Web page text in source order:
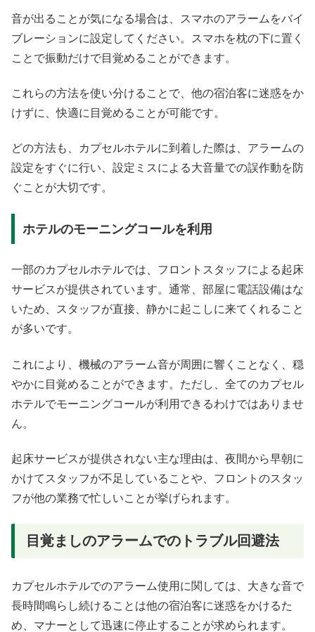
音が出ることが気になる場合は、スマホのアラームをバイ
ブレーションに設定してください。スマホを枕の下に置く
ことで振動だけで目覚めることができます。
これらの方法を使い分けることで、他の宿泊客に迷惑をか
けずに、快適に目覚めることが可能です。
どの方法も、カプセルホテルに到着した際は、アラームの
設定をすぐに行い、設定ミスによる大音量での誤作動を防
ぐことが大切です。
ホテルのモーニングコールを利用
一部のカプセルホテルでは、フロントスタッフによる起床
サービスが提供されています。通常、部屋に電話設備はな
いため、スタッフが直接、静かに起こしに来てくれること
が多いです。
これにより、機械のアラーム音が周囲に響くことなく、穏
やかに目覚めることができます。ただし、全てのカプセル
ホテルでモーニングコールが利用できるわけではありませ
ん。
起床サービスが提供されない主な理由は、夜間から早朝に
かけてスタッフが不足していることや、フロントのスタッ
フが他の業務で忙しいことが挙げられます。
目覚ましのアラームでのトラブル回避法
カプセルホテルでのアラーム使用に関しては、大きな音で
長時間鳴らし続けることは他の宿泊客に迷惑をかけるた
め、マナーとして迅速に停止することが求められます。